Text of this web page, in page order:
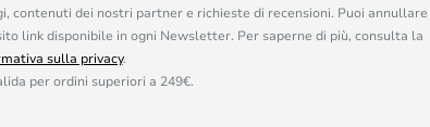
contenuti dei nostri partner e richieste di recensioni. Puoi annullare
link disponibile in ogni Newsletter. Per saperne di più, consulta la
sulla privacy.
per ordini superiori a 249€.